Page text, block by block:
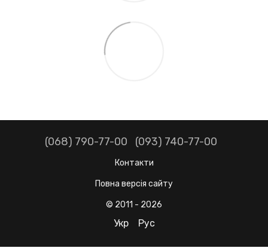
(068) 790-77-00 (093) 740-77-00
Контакти
Повна версія сайту
© 2011 - 2026
Укр Рус